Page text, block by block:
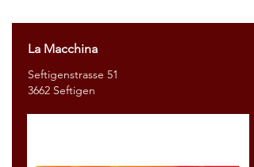
La Macchina
Seftigenstrasse 51
3662 Seftigen